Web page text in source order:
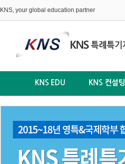
KNS, your global education partner
KNS EDU KNS 컨설팅